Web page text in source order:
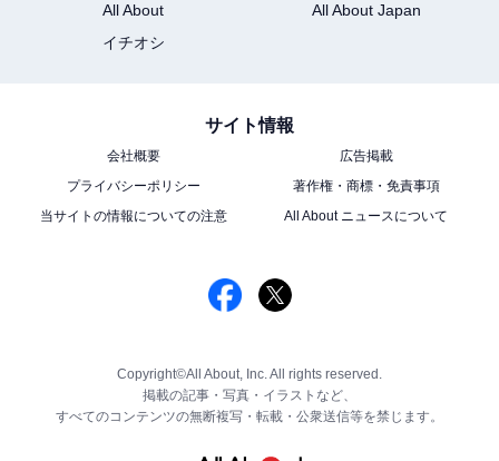
All About
All About Japan
イチオシ
サイト情報
会社概要
広告掲載
プライバシーポリシー
著作権・商標・免責事項
当サイトの情報についての注意
All About ニュースについて
Copyright©All About, Inc. All rights reserved.
掲載の記事・写真・イラストなど、
すべてのコンテンツの無断複写・転載・公衆送信等を禁じます。